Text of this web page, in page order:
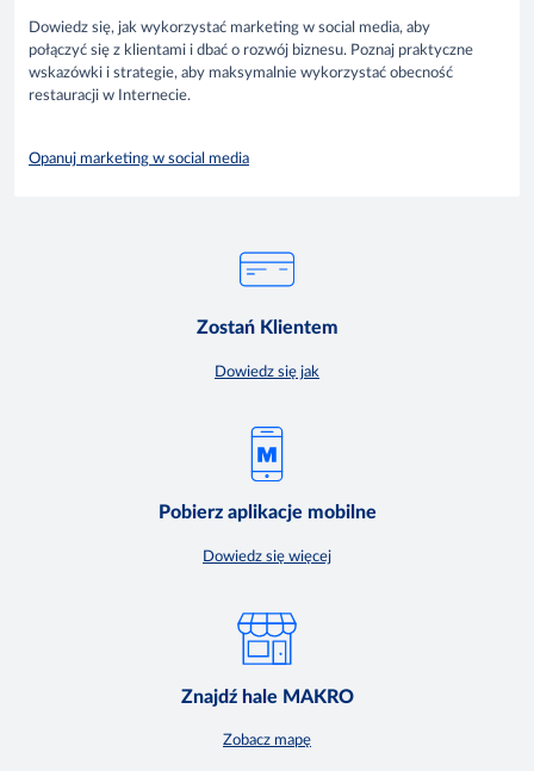
Dowiedz się, jak wykorzystać marketing w social media, aby
połączyć się z klientami i dbać o rozwój biznesu. Poznaj praktyczne
wskazówki i strategie, aby maksymalnie wykorzystać obecność
restauracji w Internecie.
Opanuj marketing w social media
Zostań Klientem
Dowiedz się jak
Pobierz aplikacje mobilne
Dowiedz się więcej
Znajdź hale MAKRO
Zobacz mapę